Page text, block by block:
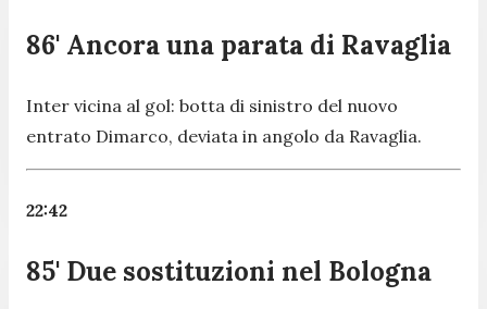
86' Ancora una parata di Ravaglia
Inter vicina al gol: botta di sinistro del nuovo
entrato Dimarco, deviata in angolo da Ravaglia.
22:42
85' Due sostituzioni nel Bologna